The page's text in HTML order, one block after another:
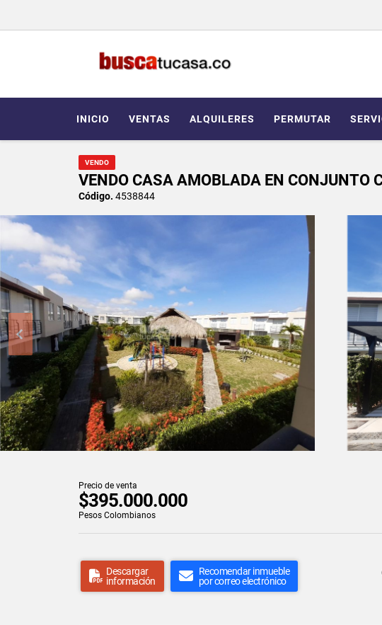
INICIO VENTAS ALQUILERES PERMUTAR
VENDO
VENDO CASA AMOBLADA EN CONJUNTO
Código. 4538844
Precio de venta
$395.000.000
Pesos Colombianos
Descargar
información
Recomendar inmueble
por correo electrónico